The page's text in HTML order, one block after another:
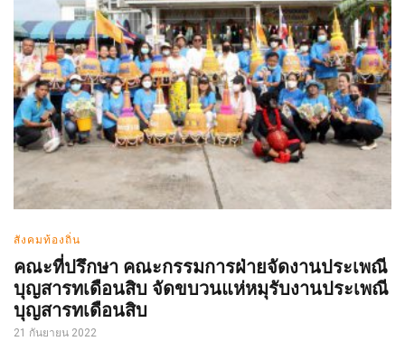
สังคมท้องถิ่น
คณะที่ปรึกษา คณะกรรมการฝ่ายจัดงานประเพณี
บุญสารทเดือนสิบ จัดขบวนแห่หมุรับงานประเพณี
บุญสารทเดือนสิบ
21 กันยายน 2022